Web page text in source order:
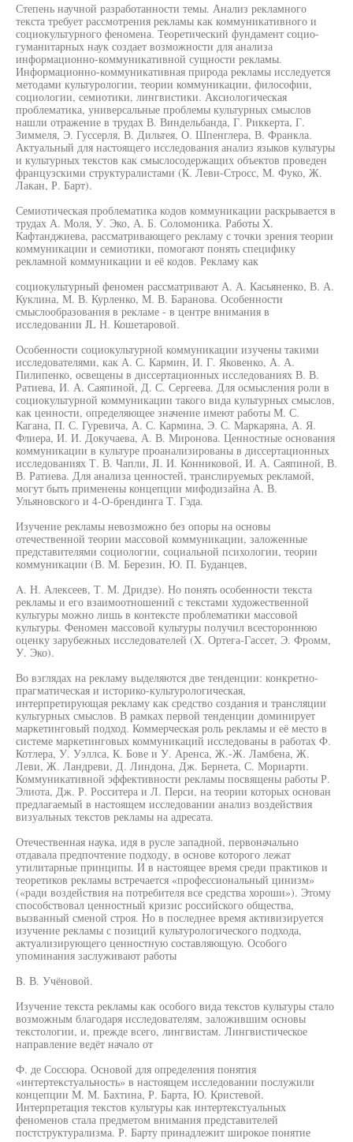
Степень научной разработанности темы. Анализ рекламного
текста требует рассмотрения рекламы как коммуникативного и
социокультурного феномена. Теоретический фундамент социо-
гуманитарных наук создает возможности для анализа
информационно-коммуникативной сущности рекламы.
Информационно-коммуникативная природа рекламы исследуется
методами культурологии, теории коммуникации, философии,
социологии, семиотики, лингвистики. Аксиологическая
проблематика, универсальные проблемы культурных смыслов
нашли отражение в трудах В. Виндельбанда, Г. Риккерта, Г.
Зиммеля, Э. Гуссерля, В. Дильтея, О. Шпенглера, В. Франкла.
Актуальный для настоящего исследования анализ языков культуры
и культурных текстов как смыслосодержащих объектов проведен
французскими структуралистами (К. Леви-Стросс, М. Фуко, Ж.
Лакан, Р. Барт).
Семиотическая проблематика кодов коммуникации раскрывается в
трудах А. Моля, У. Эко, А. Б. Соломоника. Работы X.
Кафтанджиева, рассматривающего рекламу с точки зрения теории
коммуникации и семиотики, помогают понять специфику
рекламной коммуникации и её кодов. Рекламу как
социокультурный феномен рассматривают А. А. Касьяненко, В. А.
Куклина, М. В. Курленко, М. В. Баранова. Особенности
смыслообразования в рекламе - в центре внимания в
исследовании JL Н. Кошетаровой.
Особенности социокультурной коммуникации изучены такими
исследователями, как А. С. Кармин, И. Г. Яковенко, А. А.
Пилипенко, освещены в диссертационных исследованиях В. В.
Ратиева, И. А. Саяпиной, Д. С. Сергеева. Для осмысления роли в
социокультурной коммуникации такого вида культурных смыслов,
как ценности, определяющее значение имеют работы М. С.
Кагана, П. С. Гуревича, А. С. Кармина, Э. С. Маркаряна, А. Я.
Флиера, И. И. Докучаева, А. В. Миронова. Ценностные основания
коммуникации в культуре проанализированы в диссертационных
исследованиях Т. В. Чапли, JI. И. Конниковой, И. А. Саяпиной, В.
В. Ратиева. Для анализа ценностей, транслируемых рекламой,
могут быть применены концепции мифодизайна А. В.
Ульяновского и 4-О-брендинга Т. Гэда.
Изучение рекламы невозможно без опоры на основы
отечественной теории массовой коммуникации, заложенные
представителями социологии, социальной психологии, теории
коммуникации (В. М. Березин, Ю. П. Буданцев,
A. Н. Алексеев, Т. М. Дридзе). Но понять особенности текста
рекламы и его взаимоотношений с текстами художественной
культуры можно лишь в контексте проблематики массовой
культуры. Феномен массовой культуры получил всестороннюю
оценку зарубежных исследователей (X. Ортега-Гассет, Э. Фромм,
У. Эко).
Во взглядах на рекламу выделяются две тенденции: конкретно-
прагматическая и историко-культурологическая,
интерпретирующая рекламу как средство создания и трансляции
культурных смыслов. В рамках первой тенденции доминирует
маркетинговый подход. Коммерческая роль рекламы и её место в
системе маркетинговых коммуникаций исследованы в работах Ф.
Котлера, У. Уэллса, К. Бове и У. Аренса, Ж.-Ж. Ламбена, Ж.
Леви, Ж. Ландреви, Д. Линдона, Дж. Бернета, С. Мориарти.
Коммуникативной эффективности рекламы посвящены работы Р.
Элиота, Дж. Р. Росситера и Л. Перси, на теории которых основан
предлагаемый в настоящем исследовании анализ воздействия
визуальных текстов рекламы на адресата.
Отечественная наука, идя в русле западной, первоначально
отдавала предпочтение подходу, в основе которого лежат
утилитарные принципы. И в настоящее время среди практиков и
теоретиков рекламы встречается «профессиональный цинизм»
(«ради воздействия на потребителя все средства хороши»). Этому
способствовал ценностный кризис российского общества,
вызванный сменой строя. Но в последнее время активизируется
изучение рекламы с позиций культурологического подхода,
актуализирующего ценностную составляющую. Особого
упоминания заслуживают работы
B. В. Учёновой.
Изучение текста рекламы как особого вида текстов культуры стало
возможным благодаря исследователям, заложившим основы
текстологии, и, прежде всего, лингвистам. Лингвистическое
направление ведёт начало от
Ф. де Соссюра. Основой для определения понятия
«интертекстуальность» в настоящем исследовании послужили
концепции М. М. Бахтина, Р. Барта, Ю. Кристевой.
Интерпретация текстов культуры как интертекстуальных
феноменов стала предметом внимания представителей
постструктурализма. Р. Барту принадлежит широкое понятие